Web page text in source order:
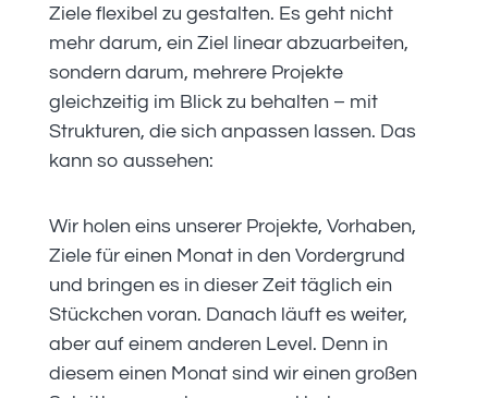
Ziele flexibel zu gestalten. Es geht nicht
mehr darum, ein Ziel linear abzuarbeiten,
sondern darum, mehrere Projekte
gleichzeitig im Blick zu behalten – mit
Strukturen, die sich anpassen lassen. Das
kann so aussehen:
Wir holen eins unserer Projekte, Vorhaben,
Ziele für einen Monat in den Vordergrund
und bringen es in dieser Zeit täglich ein
Stückchen voran. Danach läuft es weiter,
aber auf einem anderen Level. Denn in
diesem einen Monat sind wir einen großen